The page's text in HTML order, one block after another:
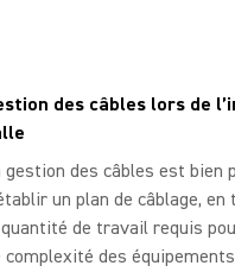
des câbles lors de
gestion des câbles est
un plan de câblage,
de travail requis
complexité des